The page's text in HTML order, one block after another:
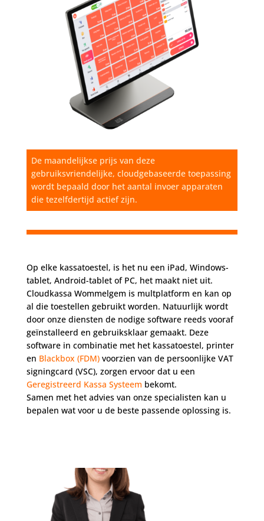
De maandelijkse prijs van deze
gebruiksvriendelijke, cloudgebaseerde toepassing
wordt bepaald door het aantal invoer apparaten
die tezelfdertijd actief zijn.
Op elke kassatoestel, is het nu een iPad, Windows-
tablet, Android-tablet of PC, het maakt niet uit.
Cloudkassa Wommelgem is multplatform en kan op
al die toestellen gebruikt worden. Natuurlijk wordt
door onze diensten de nodige software reeds vooraf
geïnstalleerd en gebruiksklaar gemaakt. Deze
software in combinatie met het kassatoestel, printer
en Blackbox (FDM)voorzien van de persoonlijke VAT
signingcard (VSC), zorgen ervoor dat u een
Geregistreerd Kassa Systeem bekomt.
Samen met het advies van onze specialisten kan u
bepalen wat voor u de beste passende oplossing is.